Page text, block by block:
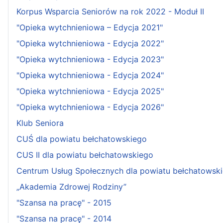
Korpus Wsparcia Seniorów na rok 2022 - Moduł II
"Opieka wytchnieniowa – Edycja 2021"
"Opieka wytchnieniowa - Edycja 2022"
"Opieka wytchnieniowa - Edycja 2023"
"Opieka wytchnieniowa - Edycja 2024"
"Opieka wytchnieniowa - Edycja 2025"
"Opieka wytchnieniowa - Edycja 2026"
Klub Seniora
CUŚ dla powiatu bełchatowskiego
CUS II dla powiatu bełchatowskiego
Centrum Usług Społecznych dla powiatu
„Akademia Zdrowej Rodziny”
"Szansa na pracę" - 2015
"Szansa na pracę" - 2014